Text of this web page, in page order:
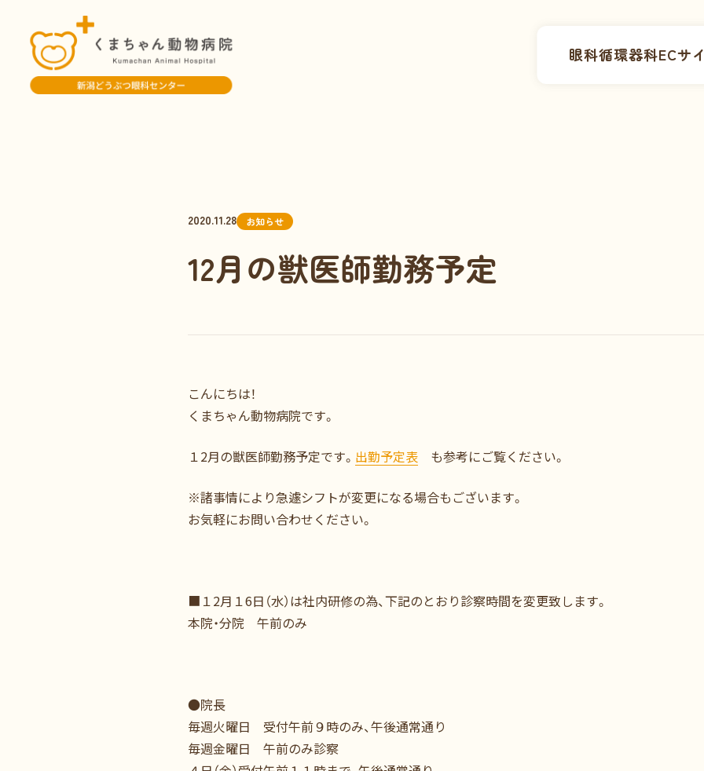
眼科循環器科ECサ
2020.11.28 お知らせ
12月の獣医師勤務予定
こんにちは！
くまちゃん動物病院です。
１2月の獣医師勤務予定です。 出勤予定表 も参考にご覧ください。
※諸事情により急遽シフトが変更になる場合もございます。
お気軽にお問い合わせください。
■１2月１6日（水）は社内研修の為、下記のとおり診察時間を変更致します。
本院・分院 午前のみ
●院長
毎週火曜日 受付午前９時のみ、午後通常通り
毎週金曜日 午前のみ診察